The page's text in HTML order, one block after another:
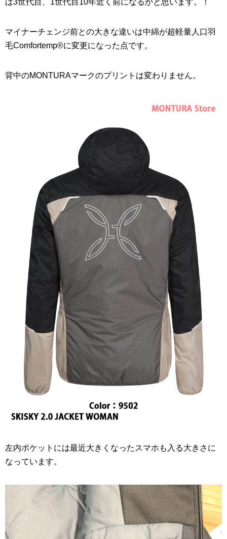
は3世代目、1世代目10年近く前になるかと思います。！
マイナーチェンジ前との大きな違いは中綿が超軽量人口羽
毛Comfortemp®に変更になった点です。
背中のMONTURAマークのプリントは変わりません。
左内ポケットには最近大きくなったスマホも入る大きさに
なっています。